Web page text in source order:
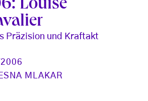
Louise
Präzision und Kraftakt
MLAKAR